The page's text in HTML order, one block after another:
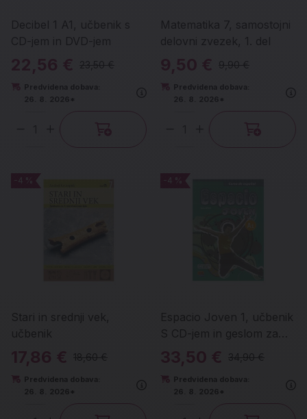
Decibel 1 A1, učbenik s
CD-jem in DVD-jem
22,56 € 23,50 €
Predvidena dobava:
26. 8. 2026*
Matematika 7, samostojni
delovni zvezek, 1. del
9,50 € 9,90 €
Predvidena dobava:
26. 8. 2026*
-4 %
Stari in srednji vek,
učbenik
-4 %
17,86 € 18,60 €
Predvidena dobava:
26. 8. 2026*
-4 %
Espacio Joven 1, učbenik
S CD-jem in geslom za
naloge
-4 %
33,50 € 34,90 €
Predvidena dobava:
26. 8. 2026*